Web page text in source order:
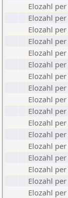
Elozahl per
Elozahl
Elozahl
Elozahl
Elozahl
Elozahl
Elozahl
Elozahl
Elozahl
Elozahl
Elozahl
Elozahl
Elozahl
Elozahl
Elozahl
Elozahl
Elozahl